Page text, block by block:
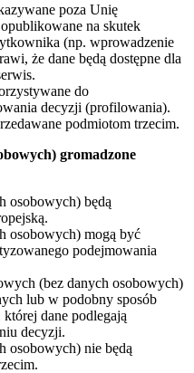
poza Unię
na skutek
(np. wprowadzenie
że dane będą dostępne dla
do
decyzji (profilowania).
podmiotom trzecim.
gromadzone
osobowych) będą
osobowych) mogą być
podejmowania
(bez danych osobowych)
lub w podobny sposób
dane podlegają
decyzji.
osobowych) nie będą